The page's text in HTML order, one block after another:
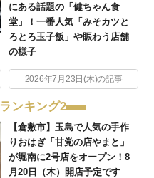
にある話題の「健ちゃん食
堂」！一番人気「みそカツと
ろとろ玉子飯」や賑わう店舗
の様子
2026年7月23日(木)の記事
ランキング2
【倉敷市】玉島で人気の手作
りおはぎ「甘党の店やまと」
が堀南に2号店をオープン！8
月20日（木）開店予定です